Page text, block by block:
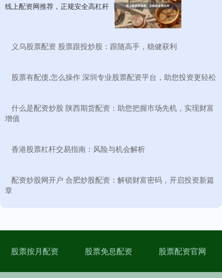
线上配资网推荐，正规安全高杠杆
​义乌股票配资 股票跟投炒股：跟随高手，稳健获利
​股票有配债,怎么操作 深圳专业股票配资平台，助您投资更轻松
​什么是配资炒股 陕西期货配资：助您把握市场先机，实现财富
增值
​香港股票杠杆交易指南：风险与机会解析
​配资炒股网开户 合肥炒股配资：解锁财富密码，开启投资新篇
章
股票按月配资 股票免息配资 股票配资官网